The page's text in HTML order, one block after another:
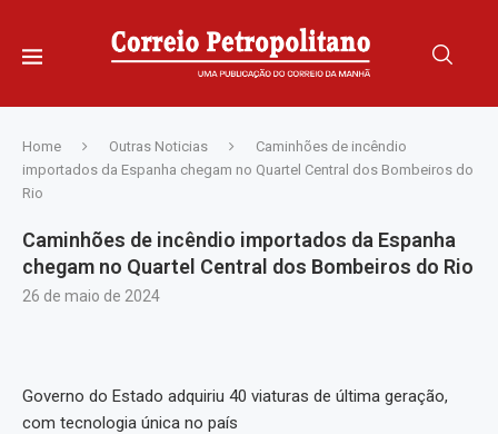
Home Outras Noticias
Caminhões de incêndio
importados da Espanha chegam no Quartel Central dos Bombeiros do
Rio
Caminhões de incêndio importados da Espanha
chegam no Quartel Central dos Bombeiros do Rio
26 de maio de 2024
Governo do Estado adquiriu 40 viaturas de última geração,
com tecnologia única no país